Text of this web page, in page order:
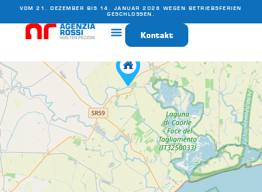
VOM 21. DEZEMBER BIS 14. JANUAR 2026 WEGEN BETRIEBSFERIEN
GESCHLOSSEN.
Kontakt